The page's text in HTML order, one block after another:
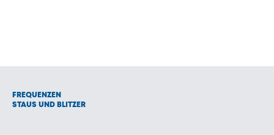
FREQUENZEN
STAUS UND BLITZER